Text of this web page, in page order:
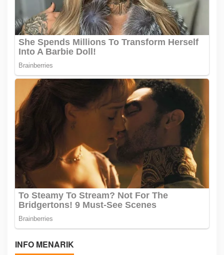
INFO MENARIK